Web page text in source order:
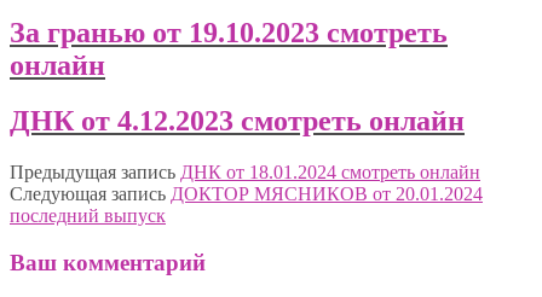
За гранью от 19.10.2023 смотреть
онлайн
ДНК от 4.12.2023 смотреть онлайн
Предыдущая запись ДНК от 18.01.2024 смотреть онлайн
Следующая запись ДОКТОР МЯСНИКОВ от 20.01.2024
последний выпуск
Ваш комментарий